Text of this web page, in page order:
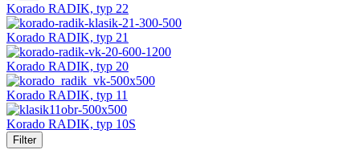
Korado RADIK, typ 22
Korado RADIK, typ 21
Korado RADIK, typ 20
Korado RADIK, typ 11
Korado RADIK, typ 10S
Filter